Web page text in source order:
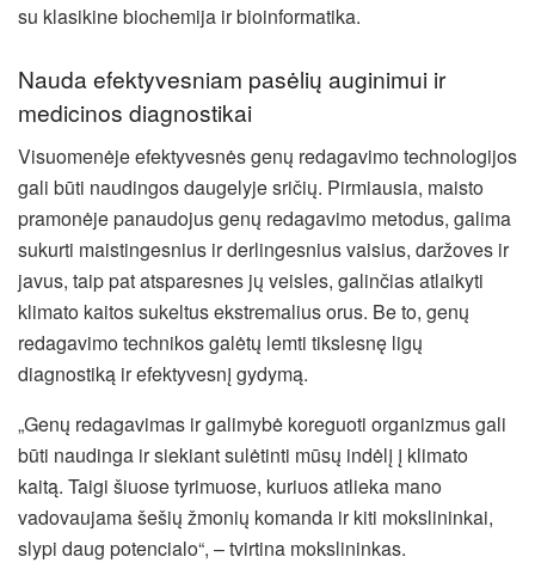
su klasikine biochemija ir bioinformatika.
Nauda efektyvesniam pasėlių auginimui ir
medicinos diagnostikai
Visuomenėje efektyvesnės genų redagavimo technologijos
gali būti naudingos daugelyje sričių. Pirmiausia, maisto
pramonėje panaudojus genų redagavimo metodus, galima
sukurti maistingesnius ir derlingesnius vaisius, daržoves ir
javus, taip pat atsparesnes jų veisles, galinčias atlaikyti
klimato kaitos sukeltus ekstremalius orus. Be to, genų
redagavimo technikos galėtų lemti tikslesnę ligų
diagnostiką ir efektyvesnį gydymą.
„Genų redagavimas ir galimybė koreguoti organizmus gali
būti naudinga ir siekiant sulėtinti mūsų indėlį į klimato
kaitą. Taigi šiuose tyrimuose, kuriuos atlieka mano
vadovaujama šešių žmonių komanda ir kiti mokslininkai,
slypi daug potencialo“, – tvirtina mokslininkas.